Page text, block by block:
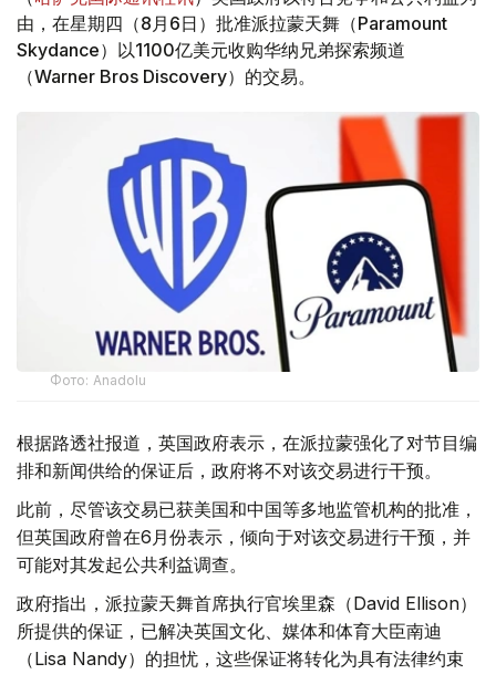
由，在星期四（8月6日）批准派拉蒙天舞（Paramount
Skydance）以1100亿美元收购华纳兄弟探索频道
（Warner Bros Discovery）的交易。
Фото: Аnadolu
根据路透社报道，英国政府表示，在派拉蒙强化了对节目编
排和新闻供给的保证后，政府将不对该交易进行干预。
此前，尽管该交易已获美国和中国等多地监管机构的批准，
但英国政府曾在6月份表示，倾向于对该交易进行干预，并
可能对其发起公共利益调查。
政府指出，派拉蒙天舞首席执行官埃里森（David Ellison）
所提供的保证，已解决英国文化、媒体和体育大臣南迪
（Lisa Nandy）的担忧，这些保证将转化为具有法律约束